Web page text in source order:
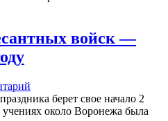
войск —
берет свое начало 2
учениях около Воронежа была